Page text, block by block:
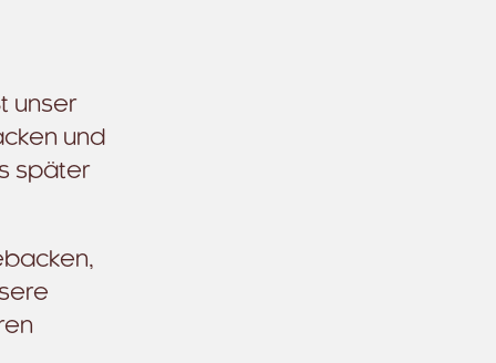
unser
und
später